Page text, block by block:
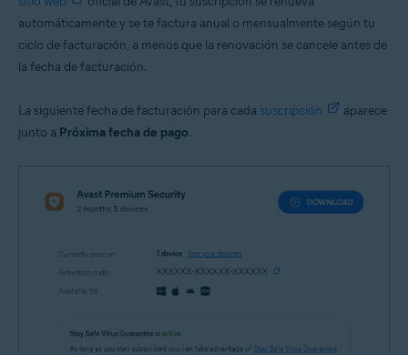
automáticamente y se te factura anual o mensualmente según tu
ciclo de facturación, a menos que la renovación se cancele antes de
la fecha de facturación.
La siguiente fecha de facturación para cada suscripción
aparece
junto a Próxima fecha de pago.